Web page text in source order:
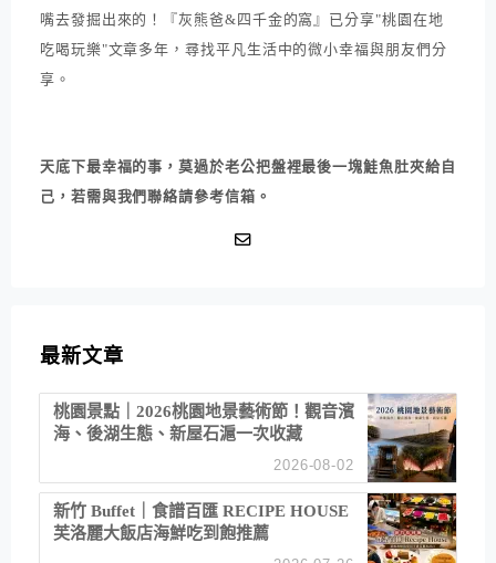
嘴去發掘出來的！『灰熊爸&四千金的窩』已分享"桃園在地
吃喝玩樂"文章多年，尋找平凡生活中的微小幸福與朋友們分
享。
天底下最幸福的事，莫過於老公把盤裡最後一塊鮭魚肚夾給自
己，若需與我們聯絡請參考信箱。
最新文章
桃園景點｜2026桃園地景藝術節！觀音濱
海、後湖生態、新屋石滬一次收藏
2026-08-02
新竹 Buffet｜食譜百匯 RECIPE HOUSE
芙洛麗大飯店海鮮吃到飽推薦